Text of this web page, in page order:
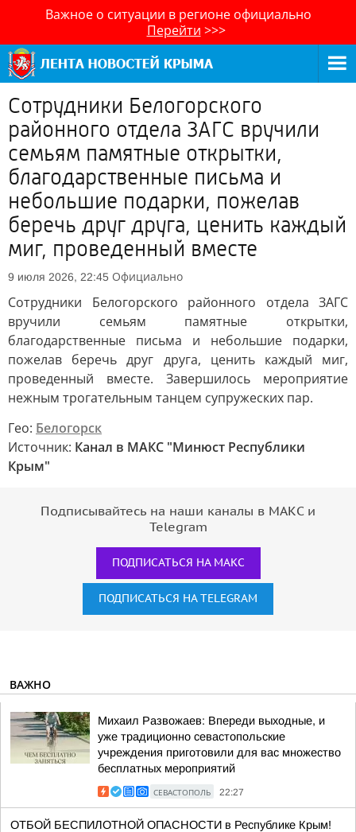
Важное о ситуации в регионе официально
Перейти >>>
Сотрудники Белогорского
районного отдела ЗАГС вручили
семьям памятные открытки,
благодарственные письма и
небольшие подарки, пожелав
беречь друг друга, ценить каждый
миг, проведенный вместе
9 июля 2026, 22:45 Официально
Сотрудники Белогорского районного отдела ЗАГС
вручили семьям памятные открытки,
благодарственные письма и небольшие подарки,
пожелав беречь друг друга, ценить каждый миг,
проведенный вместе. Завершилось мероприятие
нежным трогательным танцем супружеских пар.
Гео: Белогорск
Источник: Канал в МАКС "Минюст Республики
Крым"
Подписывайтесь на наши каналы в МАКС и
Telegram
ПОДПИСАТЬСЯ НА МАКС
ПОДПИСАТЬСЯ НА TELEGRAM
ВАЖНО
Михаил Развожаев: Впереди выходные, и
уже традиционно севастопольские
учреждения приготовили для вас множество
бесплатных мероприятий
СЕВАСТОПОЛЬ 22:27
ОТБОЙ БЕСПИЛОТНОЙ ОПАСНОСТИ в Республике Крым!